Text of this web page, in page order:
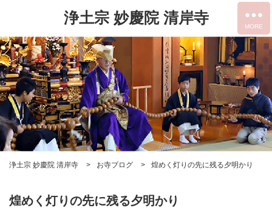
浄土宗 妙慶院 清岸寺
浄土宗 妙慶院 清岸寺 お寺ブログ 煌めく灯りの先に残る夕明かり
煌めく灯りの先に残る夕明かり